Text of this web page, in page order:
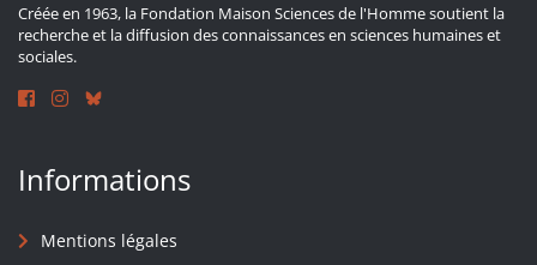
Créée en 1963, la Fondation Maison Sciences de l'Homme soutient la
recherche et la diffusion des connaissances en sciences humaines et
sociales.
Informations
Mentions légales